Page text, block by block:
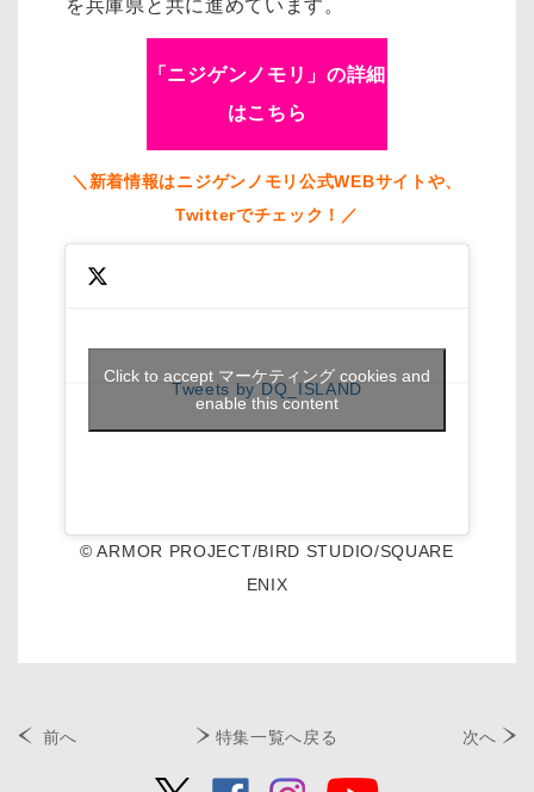
を兵庫県と共に進めています。
「ニジゲンノモリ」の詳細
はこちら
＼新着情報はニジゲンノモリ公式WEBサイトや、
Twitterでチェック！／
Tweets by DQ_ISLAND
Click to accept マーケティング cookies and
enable this content
© ARMOR PROJECT/BIRD STUDIO/SQUARE
ENIX
前へ 特集一覧へ戻る 次へ